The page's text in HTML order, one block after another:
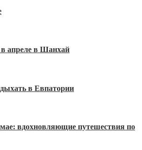
в апреле в Шанхай
в Евпатории
вдохновляющие путешествия по